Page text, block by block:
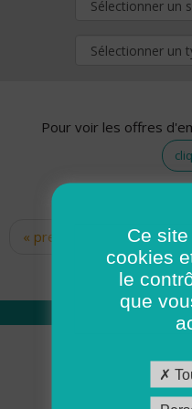
Pour voir les offres
Pages
« premier ‹
14
Qui
Ce
cookies
le
que